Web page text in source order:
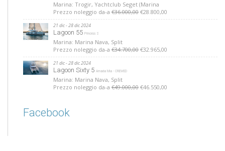
Marina: Trogir, Yachtclub Seget (Marina
Prezzo noleggio da-a €36.000,00 €28.800,00
21 dic - 28 dic 2024
Lagoon 55 Princess S
Marina: Marina Nava, Split
Prezzo noleggio da-a €34.700,00 €32.965,00
21 dic - 28 dic 2024
Lagoon Sixty 5 Amada Mia - CREWED
Marina: Marina Nava, Split
Prezzo noleggio da-a €49.000,00 €46.550,00
Facebook